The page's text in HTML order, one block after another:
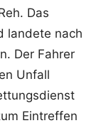
Das
landete nach
Der Fahrer
Unfall
Eintreffen